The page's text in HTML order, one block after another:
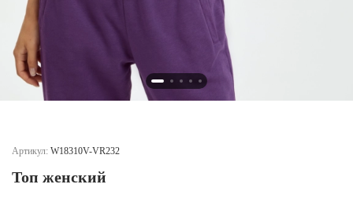
Смоленская область (1)
Ставропольский край (5)
Томская область (1)
Тульская область (1)
Тюменская область (3)
Артикул: W18310V-VR232
Топ женский